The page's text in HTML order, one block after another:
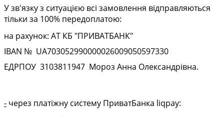
У зв'язку з ситуацією всі замовлення відправляються
тільки за 100% передоплатою:
на рахунок: АТ КБ "ПРИВАТБАНК"
IBAN № UA703052990000026009050597330
ЕДРПОУ 3103811947 Мороз Анна Олександрівна.
- через платіжну систему ПриватБанка liqpay: